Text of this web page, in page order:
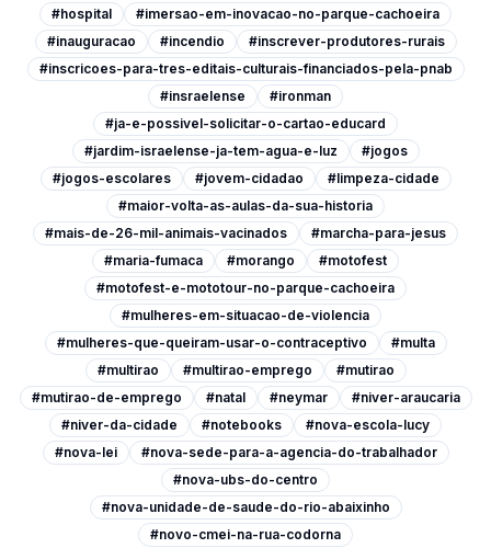
#hospital
#imersao-em-inovacao-no-parque-cachoeira
#inauguracao
#incendio
#inscrever-produtores-rurais
#inscricoes-para-tres-editais-culturais-financiados-pela-pnab
#insraelense
#ironman
#ja-e-possivel-solicitar-o-cartao-educard
#jardim-israelense-ja-tem-agua-e-luz
#jogos
#jogos-escolares
#jovem-cidadao
#limpeza-cidade
#maior-volta-as-aulas-da-sua-historia
#mais-de-26-mil-animais-vacinados
#marcha-para-jesus
#maria-fumaca
#morango
#motofest
#motofest-e-mototour-no-parque-cachoeira
#mulheres-em-situacao-de-violencia
#mulheres-que-queiram-usar-o-contraceptivo
#multa
#multirao
#multirao-emprego
#mutirao
#mutirao-de-emprego
#natal #neymar
#niver-araucaria
#niver-da-cidade
#notebooks
#nova-escola-lucy
#nova-lei
#nova-sede-para-a-agencia-do-trabalhador
#nova-ubs-do-centro
#nova-unidade-de-saude-do-rio-abaixinho
#novo-cmei-na-rua-codorna